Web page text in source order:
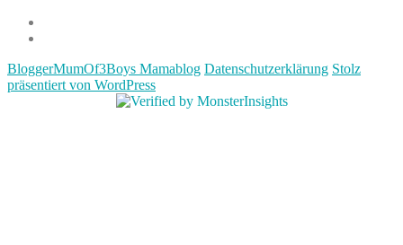
BloggerMumOf3Boys Mamablog Datenschutzerklärung Stolz
präsentiert von WordPress